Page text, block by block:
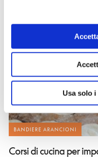
Usa solo
BANDIERE ARANCIONI
Corsi di cucina per